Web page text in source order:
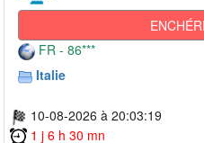
FR - 86***
Italie
10-08-2026 à 20:03:19
1 j 6 h 30 mn